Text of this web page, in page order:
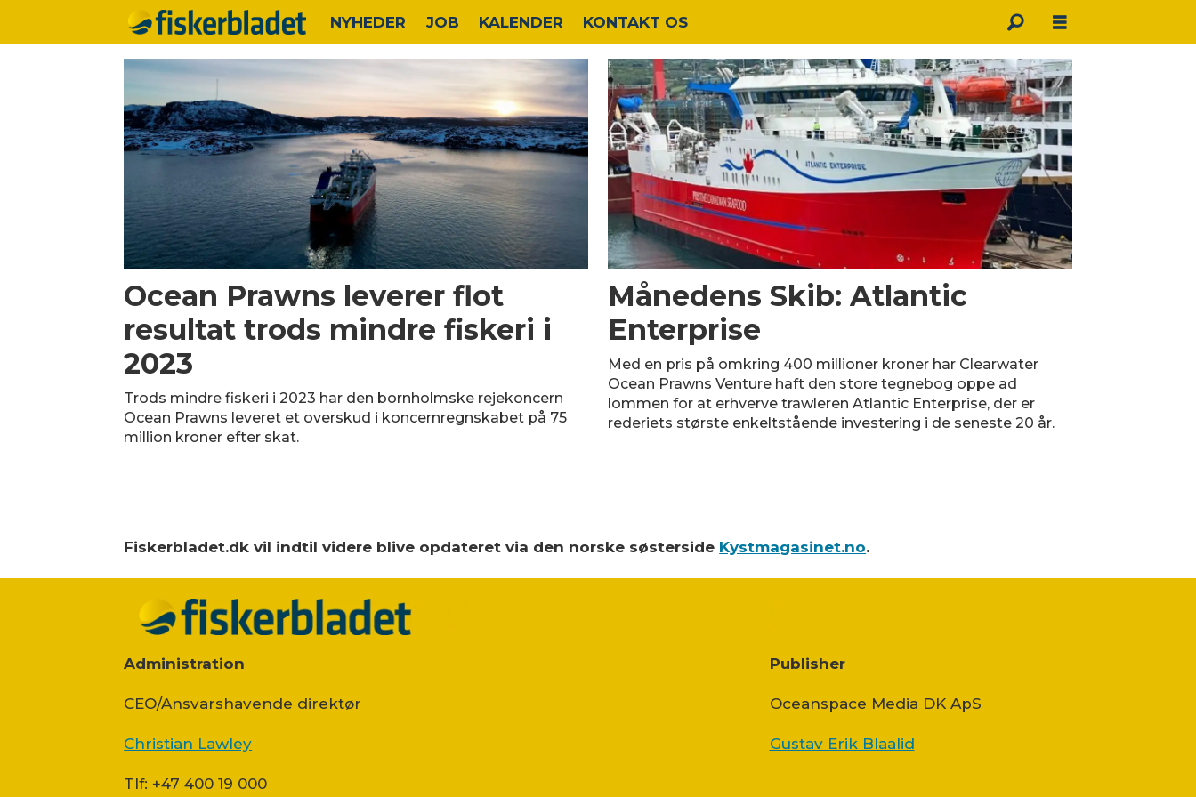
NYHEDER JOB KALENDER KONTAKT OS
atlantic
enterprise
Ocean Prawns leverer flot
resultat trods mindre fiskeri i
2023
Trods mindre fiskeri i 2023 har den bornholmske rejekoncern
Ocean Prawns leveret et overskud i koncernregnskabet på 75
million kroner efter skat.
Månedens Skib: Atlantic
Enterprise
Med en pris på omkring 400 millioner kroner har Clearwater
Ocean Prawns Venture haft den store tegnebog oppe ad
lommen for at erhverve trawleren Atlantic Enterprise, der er
rederiets største enkeltstående investering i de seneste 20 år.
Fiskerbladet.dk vil indtil videre blive opdateret via den norske søsterside Kystmagasinet.no.
Administration
CEO/Ansvarshavende direktør
Christian Lawley
Tlf: +47 400 19 000
Publisher
Oceanspace Media DK ApS
Gustav Erik Blaalid